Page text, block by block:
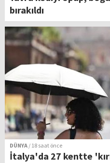
bırakıldı
DÜNYA / 18 saat önce
İtalya'da 27 kentte